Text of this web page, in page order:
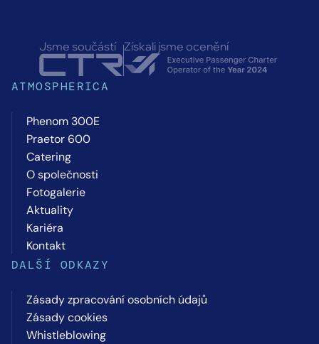
Jsme součástí Získali jsme ocenění
ATMOSPHERICA
Phenom 300E
Praetor 600
Catering
O společnosti
Fotogalerie
Aktuality
Kariéra
Kontakt
DALŠÍ ODKAZY
Zásady zpracování osobních údajů
Zásady cookies
Whistleblowing